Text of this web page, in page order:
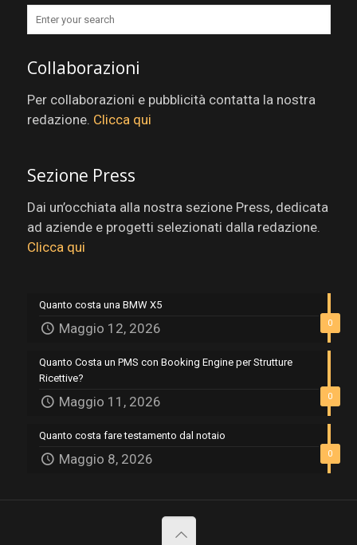
Collaborazioni
Per collaborazioni e pubblicità contatta la nostra
redazione. Clicca qui
Sezione Press
Dai un’occhiata alla nostra sezione Press, dedicata
ad aziende e progetti selezionati dalla redazione.
Clicca qui
0
Quanto costa una BMW X5
Maggio 12, 2026
0
Quanto Costa un PMS con Booking Engine per Strutture
Ricettive?
Maggio 11, 2026
0
Quanto costa fare testamento dal notaio
Maggio 8, 2026